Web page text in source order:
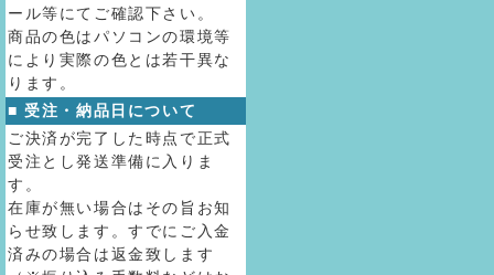
ール等にてご確認下さい。
商品の色はパソコンの環境等
により実際の色とは若干異な
ります。
■ 受注・納品日について
ご決済が完了した時点で正式
受注とし発送準備に入りま
す。
在庫が無い場合はその旨お知
らせ致します。すでにご入金
済みの場合は返金致します